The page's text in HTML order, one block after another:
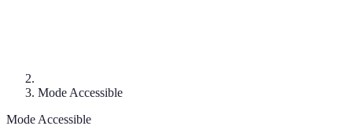
Mode Accessible
Mode Accessible